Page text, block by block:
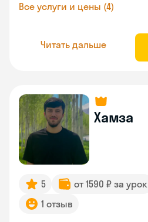
Все услуги и цены (4)
Читать дальше
Хамза
5 от 1590 ₽ за урок
1 отзыв